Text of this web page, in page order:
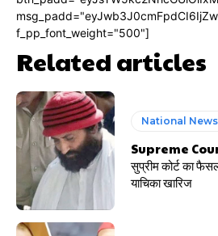
f_pp_font_weight="500"]
Related articles
National News
Supreme Court:
सुप्रीम कोर्ट का
याचिका खारिज